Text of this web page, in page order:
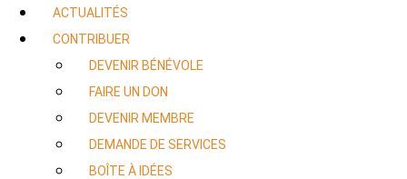
ACTUALITÉS
CONTRIBUER
DEVENIR BÉNÉVOLE
FAIRE UN DON
DEVENIR MEMBRE
DEMANDE DE SERVICES
BOÎTE À IDÉES